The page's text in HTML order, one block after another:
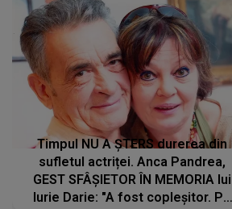
Timpul NU A ȘTERS durerea din
sufletul actriței. Anca Pandrea,
GEST SFÂȘIETOR ÎN MEMORIA lui
Iurie Darie: "A fost copleșitor. Pe